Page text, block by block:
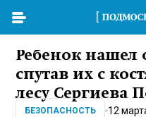
Ребенок нашел
спутав их с
лесу Сергиева
БЕЗОПАСНОСТЬ 12